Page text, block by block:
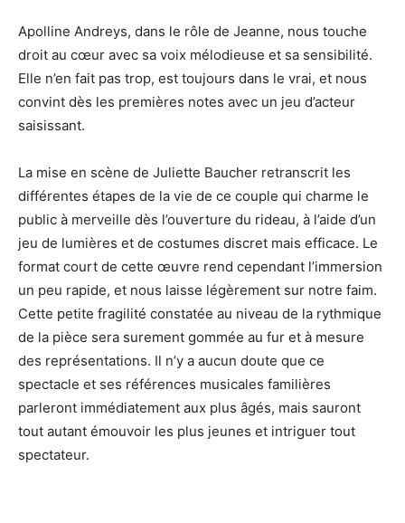
Apolline Andreys, dans le rôle de Jeanne, nous touche
droit au cœur avec sa voix mélodieuse et sa sensibilité.
Elle n’en fait pas trop, est toujours dans le vrai, et nous
convint dès les premières notes avec un jeu d’acteur
saisissant.
La mise en scène de Juliette Baucher retranscrit les
différentes étapes de la vie de ce couple qui charme le
public à merveille dès l’ouverture du rideau, à l’aide d’un
jeu de lumières et de costumes discret mais efficace. Le
format court de cette œuvre rend cependant l’immersion
un peu rapide, et nous laisse légèrement sur notre faim.
Cette petite fragilité constatée au niveau de la rythmique
de la pièce sera surement gommée au fur et à mesure
des représentations. Il n’y a aucun doute que ce
spectacle et ses références musicales familières
parleront immédiatement aux plus âgés, mais sauront
tout autant émouvoir les plus jeunes et intriguer tout
spectateur.